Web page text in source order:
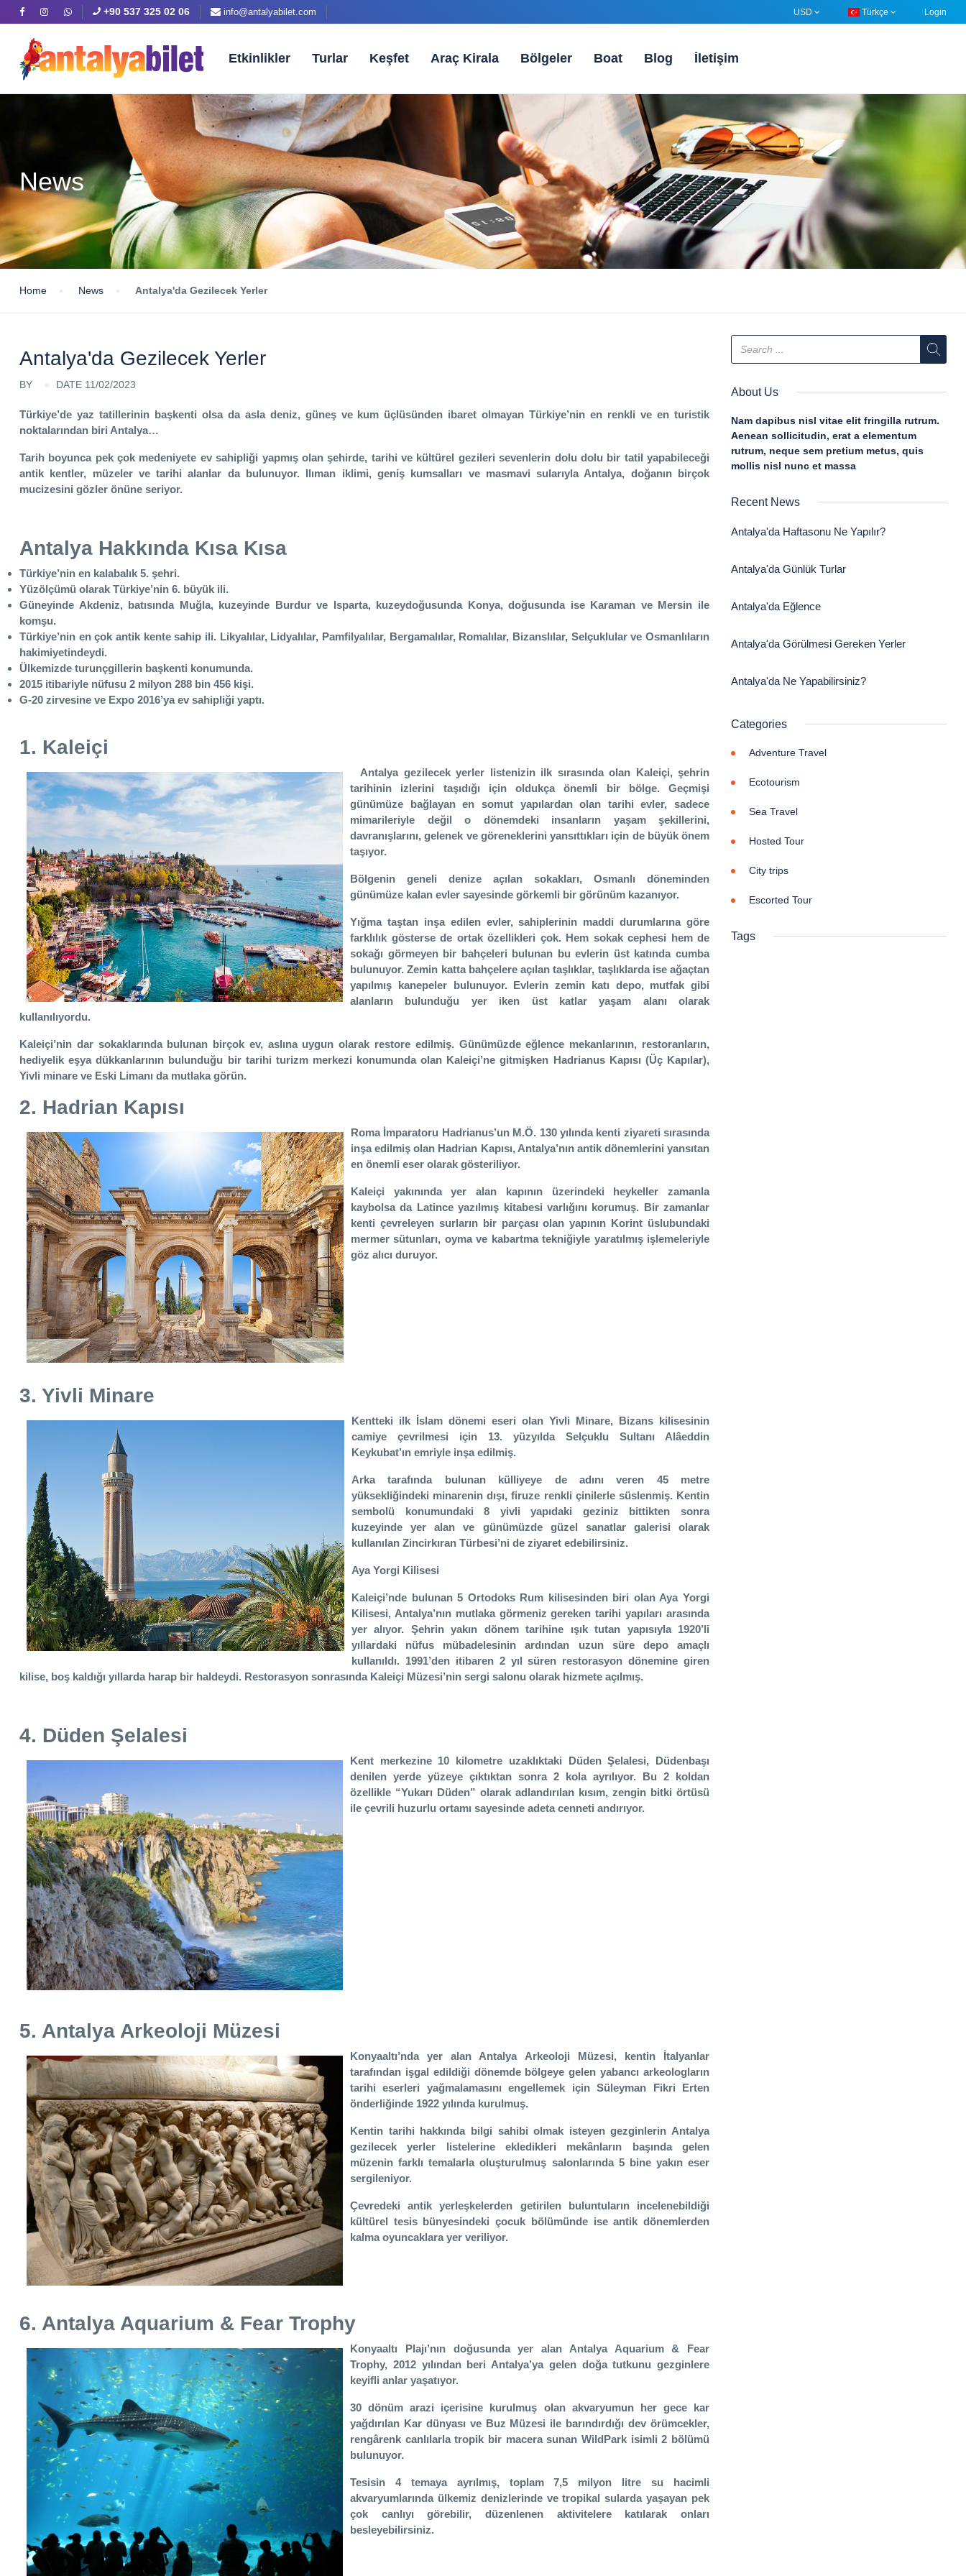
+90 537 325 02 06 info@antalyabilet.com USD Türkçe Login
Etkinlikler Turlar Keşfet Araç Kirala Bölgeler Boat Blog İletişim
News
Home News Antalya'da Gezilecek Yerler
Antalya'da Gezilecek Yerler
BY DATE 11/02/2023
Türkiye’de yaz tatillerinin başkenti olsa da asla deniz, güneş ve kum üçlüsünden ibaret olmayan Türkiye’nin en renkli ve en turistik
noktalarından biri Antalya…
Tarih boyunca pek çok medeniyete ev sahipliği yapmış olan şehirde, tarihi ve kültürel gezileri sevenlerin dolu dolu bir tatil yapabileceği
antik kentler, müzeler ve tarihi alanlar da bulunuyor. Ilıman iklimi, geniş kumsalları ve masmavi sularıyla Antalya, doğanın birçok
mucizesini gözler önüne seriyor.
Antalya Hakkında Kısa Kısa
Türkiye’nin en kalabalık 5. şehri.
Yüzölçümü olarak Türkiye’nin 6. büyük ili.
Güneyinde Akdeniz, batısında Muğla, kuzeyinde Burdur ve Isparta, kuzeydoğusunda Konya, doğusunda ise Karaman ve Mersin ile
komşu.
Türkiye’nin en çok antik kente sahip ili. Likyalılar, Lidyalılar, Pamfilyalılar, Bergamalılar, Romalılar, Bizanslılar, Selçuklular ve Osmanlıların
hakimiyetindeydi.
Ülkemizde turunçgillerin başkenti konumunda.
2015 itibariyle nüfusu 2 milyon 288 bin 456 kişi.
G-20 zirvesine ve Expo 2016’ya ev sahipliği yaptı.
1. Kaleiçi
Antalya gezilecek yerler listenizin ilk sırasında olan Kaleiçi, şehrin
tarihinin izlerini taşıdığı için oldukça önemli bir bölge. Geçmişi
günümüze bağlayan en somut yapılardan olan tarihi evler, sadece
mimarileriyle değil o dönemdeki insanların yaşam şekillerini,
davranışlarını, gelenek ve göreneklerini yansıttıkları için de büyük önem
taşıyor.
Bölgenin geneli denize açılan sokakları, Osmanlı döneminden
günümüze kalan evler sayesinde görkemli bir görünüm kazanıyor.
Yığma taştan inşa edilen evler, sahiplerinin maddi durumlarına göre
farklılık gösterse de ortak özellikleri çok. Hem sokak cephesi hem de
sokağı görmeyen bir bahçeleri bulunan bu evlerin üst katında cumba
bulunuyor. Zemin katta bahçelere açılan taşlıklar, taşlıklarda ise ağaçtan
yapılmış kanepeler bulunuyor. Evlerin zemin katı depo, mutfak gibi
alanların bulunduğu yer iken üst katlar yaşam alanı olarak
kullanılıyordu.
Kaleiçi’nin dar sokaklarında bulunan birçok ev, aslına uygun olarak restore edilmiş. Günümüzde eğlence mekanlarının, restoranların,
hediyelik eşya dükkanlarının bulunduğu bir tarihi turizm merkezi konumunda olan Kaleiçi’ne gitmişken Hadrianus Kapısı (Üç Kapılar),
Yivli minare ve Eski Limanı da mutlaka görün.
2. Hadrian Kapısı
Roma İmparatoru Hadrianus’un M.Ö. 130 yılında kenti ziyareti sırasında
inşa edilmiş olan Hadrian Kapısı, Antalya’nın antik dönemlerini yansıtan
en önemli eser olarak gösteriliyor.
Kaleiçi yakınında yer alan kapının üzerindeki heykeller zamanla
kaybolsa da Latince yazılmış kitabesi varlığını korumuş. Bir zamanlar
kenti çevreleyen surların bir parçası olan yapının Korint üslubundaki
mermer sütunları, oyma ve kabartma tekniğiyle yaratılmış işlemeleriyle
göz alıcı duruyor.
3. Yivli Minare
Kentteki ilk İslam dönemi eseri olan Yivli Minare, Bizans kilisesinin
camiye çevrilmesi için 13. yüzyılda Selçuklu Sultanı Alâeddin
Keykubat’ın emriyle inşa edilmiş.
Arka tarafında bulunan külliyeye de adını veren 45 metre
yüksekliğindeki minarenin dışı, firuze renkli çinilerle süslenmiş. Kentin
sembolü konumundaki 8 yivli yapıdaki geziniz bittikten sonra
kuzeyinde yer alan ve günümüzde güzel sanatlar galerisi olarak
kullanılan Zincirkıran Türbesi’ni de ziyaret edebilirsiniz.
Aya Yorgi Kilisesi
Kaleiçi’nde bulunan 5 Ortodoks Rum kilisesinden biri olan Aya Yorgi
Kilisesi, Antalya’nın mutlaka görmeniz gereken tarihi yapıları arasında
yer alıyor. Şehrin yakın dönem tarihine ışık tutan yapısıyla 1920’li
yıllardaki nüfus mübadelesinin ardından uzun süre depo amaçlı
kullanıldı. 1991’den itibaren 2 yıl süren restorasyon dönemine giren
kilise, boş kaldığı yıllarda harap bir haldeydi. Restorasyon sonrasında Kaleiçi Müzesi’nin sergi salonu olarak hizmete açılmış.
4. Düden Şelalesi
Kent merkezine 10 kilometre uzaklıktaki Düden Şelalesi, Düdenbaşı
denilen yerde yüzeye çıktıktan sonra 2 kola ayrılıyor. Bu 2 koldan
özellikle “Yukarı Düden” olarak adlandırılan kısım, zengin bitki örtüsü
ile çevrili huzurlu ortamı sayesinde adeta cenneti andırıyor.
5. Antalya Arkeoloji Müzesi
Konyaaltı’nda yer alan Antalya Arkeoloji Müzesi, kentin İtalyanlar
tarafından işgal edildiği dönemde bölgeye gelen yabancı arkeologların
tarihi eserleri yağmalamasını engellemek için Süleyman Fikri Erten
önderliğinde 1922 yılında kurulmuş.
Kentin tarihi hakkında bilgi sahibi olmak isteyen gezginlerin Antalya
gezilecek yerler listelerine ekledikleri mekânların başında gelen
müzenin farklı temalarla oluşturulmuş salonlarında 5 bine yakın eser
sergileniyor.
Çevredeki antik yerleşkelerden getirilen buluntuların incelenebildiği
kültürel tesis bünyesindeki çocuk bölümünde ise antik dönemlerden
kalma oyuncaklara yer veriliyor.
6. Antalya Aquarium & Fear Trophy
Konyaaltı Plajı’nın doğusunda yer alan Antalya Aquarium & Fear
Trophy, 2012 yılından beri Antalya’ya gelen doğa tutkunu gezginlere
keyifli anlar yaşatıyor.
30 dönüm arazi içerisine kurulmuş olan akvaryumun her gece kar
yağdırılan Kar dünyası ve Buz Müzesi ile barındırdığı dev örümcekler,
rengârenk canlılarla tropik bir macera sunan WildPark isimli 2 bölümü
bulunuyor.
Tesisin 4 temaya ayrılmış, toplam 7,5 milyon litre su hacimli
akvaryumlarında ülkemiz denizlerinde ve tropikal sularda yaşayan pek
çok canlıyı görebilir, düzenlenen aktivitelere katılarak onları
besleyebilirsiniz.
About Us
Nam dapibus nisl vitae elit fringilla rutrum.
Aenean sollicitudin, erat a elementum
rutrum, neque sem pretium metus, quis
mollis nisl nunc et massa
Recent News
Antalya'da Haftasonu Ne Yapılır?
Antalya'da Günlük Turlar
Antalya'da Eğlence
Antalya'da Görülmesi Gereken Yerler
Antalya'da Ne Yapabilirsiniz?
Categories
Adventure Travel
Ecotourism
Sea Travel
Hosted Tour
City trips
Escorted Tour
Tags